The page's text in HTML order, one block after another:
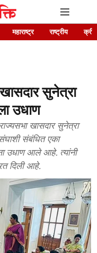
महाराष्ट्र राष्ट्रीय
सुनेत्रा
उधाण
खासदार सुनेत्रा
संबंधित एका
उधाण आले आहे. त्यांनी
दिली आहे.